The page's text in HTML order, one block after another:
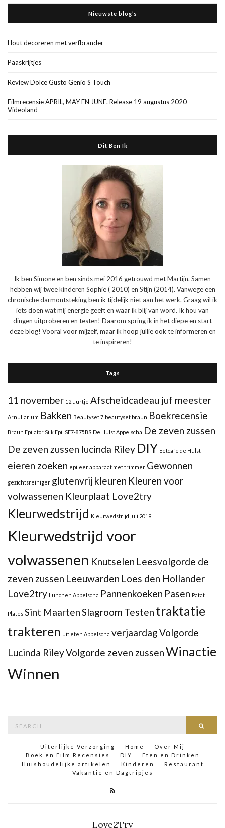
Nieuwste blog’s
Hout decoreren met verfbrander
Paaskrijtjes
Review Dolce Gusto Genio S Touch
Filmrecensie APRIL, MAY EN JUNE. Release 19 augustus 2020
Videoland
Dit Ben Ik
Ik ben Simone en ben sinds mei 2016 getrouwd met Martijn. Samen
hebben wij twee kinderen Sophie ( 2010) en Stijn (2014). Vanwege een
chronische darmontsteking ben ik tijdelijk niet aan het werk. Graag wil ik
iets doen wat mij energie geeft en waar ik blij van word. Ik hou van
dingen uitproberen en testen! Daarom spring ik in het diepe en start
deze blog! Vooral voor mijzelf, maar ik hoop jullie ook te informeren en
te inspireren!
Tags
11 november 12 uurtje Afscheidcadeau juf meester
Arnullarium Bakken Beautyset 7 beautyset braun Boekrecensie
Braun Epilator Silk Epil SE7-875BS De Hulst Appelscha De zeven zussen
De zeven zussen lucinda Riley DIY Eetcafe de Hulst
eieren zoeken epileer apparaat met trimmer Gewonnen
gezichtsreiniger glutenvrij kleuren Kleuren voor
volwassenen Kleurplaat Love2try
Kleurwedstrijd Kleurwedstrijd juli 2019
Kleurwedstrijd voor
volwassenen Knutselen Leesvolgorde de
zeven zussen Leeuwarden Loes den Hollander
Love2try Lunchen Appelscha Pannenkoeken Pasen Patat
Plates Sint MaartenSlagroom Testen traktatie
trakteren uit eten Appelscha verjaardagVolgorde
Lucinda RileyVolgorde zeven zussenWinactie
Winnen
Uiterlijke Verzorging Home
Over Mij
Boek en Film Recensies
DIY
Eten en Drinken
Huishoudelijke artikelen
Kinderen
Restaurant
Vakantie en Dagtripjes
Love2Try